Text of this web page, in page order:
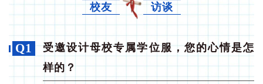
校友 访谈
Q1
受邀设计母校专属学位服，您的心情是怎
样的？